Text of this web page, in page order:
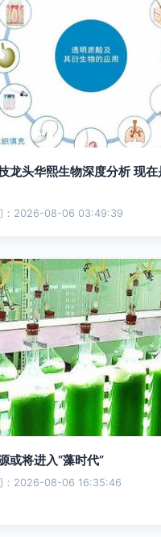
龙头华熙生物深度分析 现
：2026-08-06 03:49:39
或将进入“藻时代”
：2026-08-06 16:35:46